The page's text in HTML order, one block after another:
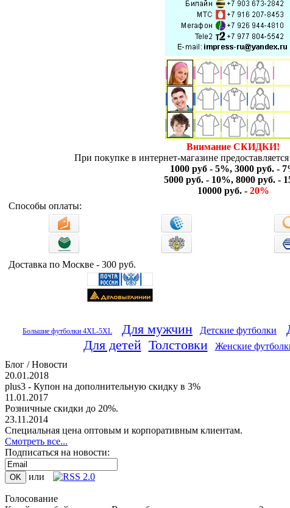
Внимание СКИДКИ!
При покупке в интернет-магазине
1000 руб - 5%, 3000 руб. -
5000 руб. - 10%, 8000 руб. -
10000 руб. - 20%
Способы оплаты:
Доставка по Москве - 300 руб.
Большие футболки 4XL-5XL Для мужчин Детские футболки
Для детей Толстовки Женские
Блог / Новости
20.01.2018
plus3 - Купон на дополнительную скидку в 3%
11.01.2017
Розничные скидки до 20%.
23.11.2014
Специальная цена оптовым и корпоративным клиентам.
Смотреть все...
Подписаться на новости:
или
Голосование